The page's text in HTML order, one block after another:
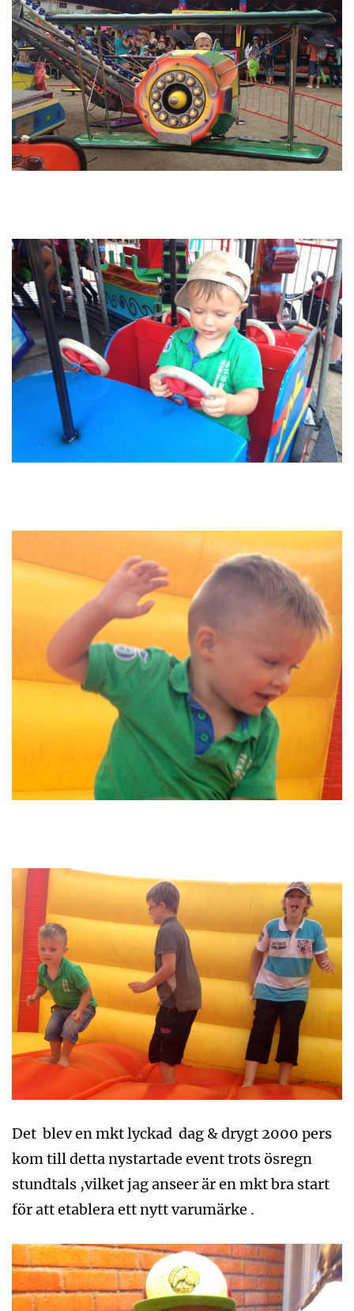
Det blev en mkt lyckad dag & drygt 2000 pers
kom till detta nystartade event trots ösregn
stundtals ,vilket jag anseer är en mkt bra start
för att etablera ett nytt varumärke .